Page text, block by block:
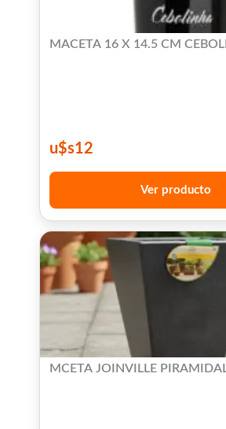
MACETA 16 X 14.5 CM
u$s12
Ver producto
MCETA JOINVILLE